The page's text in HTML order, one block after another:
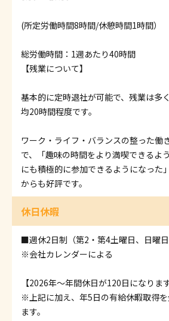
(所定労働時間8時間/休憩時間1時間）
総労働時間：1週あたり40時間
【残業について】
基本的に定時退社が可能で、残業は多
均20時間程度です。
ワーク・ライフ・バランスの整った働
で、「趣味の時間をより満喫できるよ
にも積極的に参加できるようになった
からも好評です。
休日休暇
■週休2日制（第2・第4土曜日、日曜日
※会社カレンダーによる
【2026年～年間休日が120日になります
※上記に加え、年5日の有給休暇取得
ます。